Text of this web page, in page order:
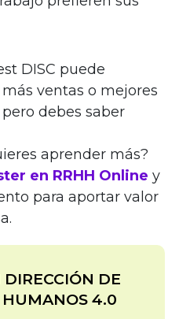
DISC puede
ventas o mejores
debes saber
aprender más?
en RRHH Online y
para aportar valor
DE
HUMANOS 4.0